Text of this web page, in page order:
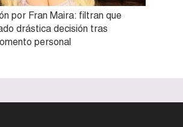
por Fran Maira: filtran que
drástica decisión tras
personal